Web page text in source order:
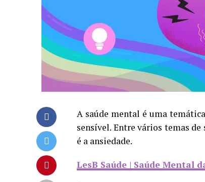
A saúde mental é uma
sensível. Entre vários temas
é a ansiedade.
LesB Saúde | Saúde Mental